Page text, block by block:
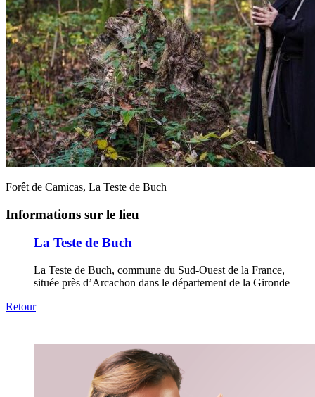
Forêt de Camicas, La Teste de Buch
Informations sur le lieu
La Teste de Buch
La Teste de Buch, commune du Sud-Ouest de la France,
située près d’Arcachon dans le département de la Gironde
Retour